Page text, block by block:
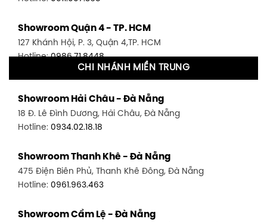
Showroom Quận 4 - TP. HCM
127 Khánh Hội, P. 3, Quận 4,TP. HCM
Hotline:0986.71.8448
1411 Đường 3/2, P. 16, Quận 11, TP. HCM
Hotline:0906.256.759
1448 Huỳnh Tấn Phát, Phú Thuận, Quận 7, TP HCM
Hotline:0946.480.580
348 Đ. Bạch Đằng, P. 14, Bình Thạnh, TP HCM
CHI NHÁNH MIỀN TRUNG
Showroom Hải Châu - Đà Nẵng
18 Đ. Lê Đình Dương, Hải Châu, Đà Nẵng
Hotline: 0934.02.18.18
Showroom Thanh Khê - Đà Nẵng
475 Điện Biên Phủ, Thanh Khê Đông, Đà Nẵng
Hotline: 0961.963.463
Showroom Cẩm Lệ - Đà Nẵng